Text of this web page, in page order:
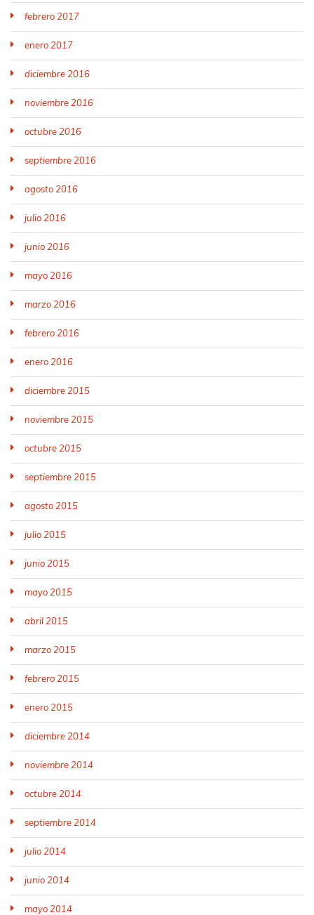
febrero 2017
enero 2017
diciembre 2016
noviembre 2016
octubre 2016
septiembre 2016
agosto 2016
julio 2016
junio 2016
mayo 2016
marzo 2016
febrero 2016
enero 2016
diciembre 2015
noviembre 2015
octubre 2015
septiembre 2015
agosto 2015
julio 2015
junio 2015
mayo 2015
abril 2015
marzo 2015
febrero 2015
enero 2015
diciembre 2014
noviembre 2014
octubre 2014
septiembre 2014
julio 2014
junio 2014
mayo 2014